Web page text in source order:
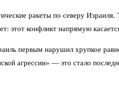
ракеты по северу
этот конфликт напрямую
первым нарушил хрупкое
агрессии» — это стало